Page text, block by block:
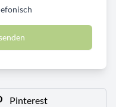
Pinterest